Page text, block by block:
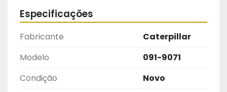
Especificações
Fabricante
Caterpillar
Modelo
091-9071
Condição
Novo